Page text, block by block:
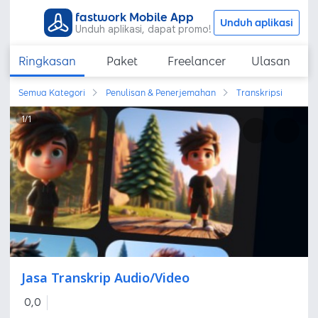
fastwork Mobile App
Unduh aplikasi, dapat promo! Unduh aplikasi
Ringkasan Paket Freelancer Ulasan
Semua Kategori Penulisan & Penerjemahan Transkripsi
1/1
Jasa Transkrip Audio/Video
0,0